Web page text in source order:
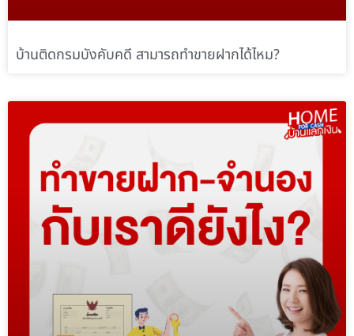
บ้านติดกรมบังคับคดี สามารถทำขายฝากได้ไหม?